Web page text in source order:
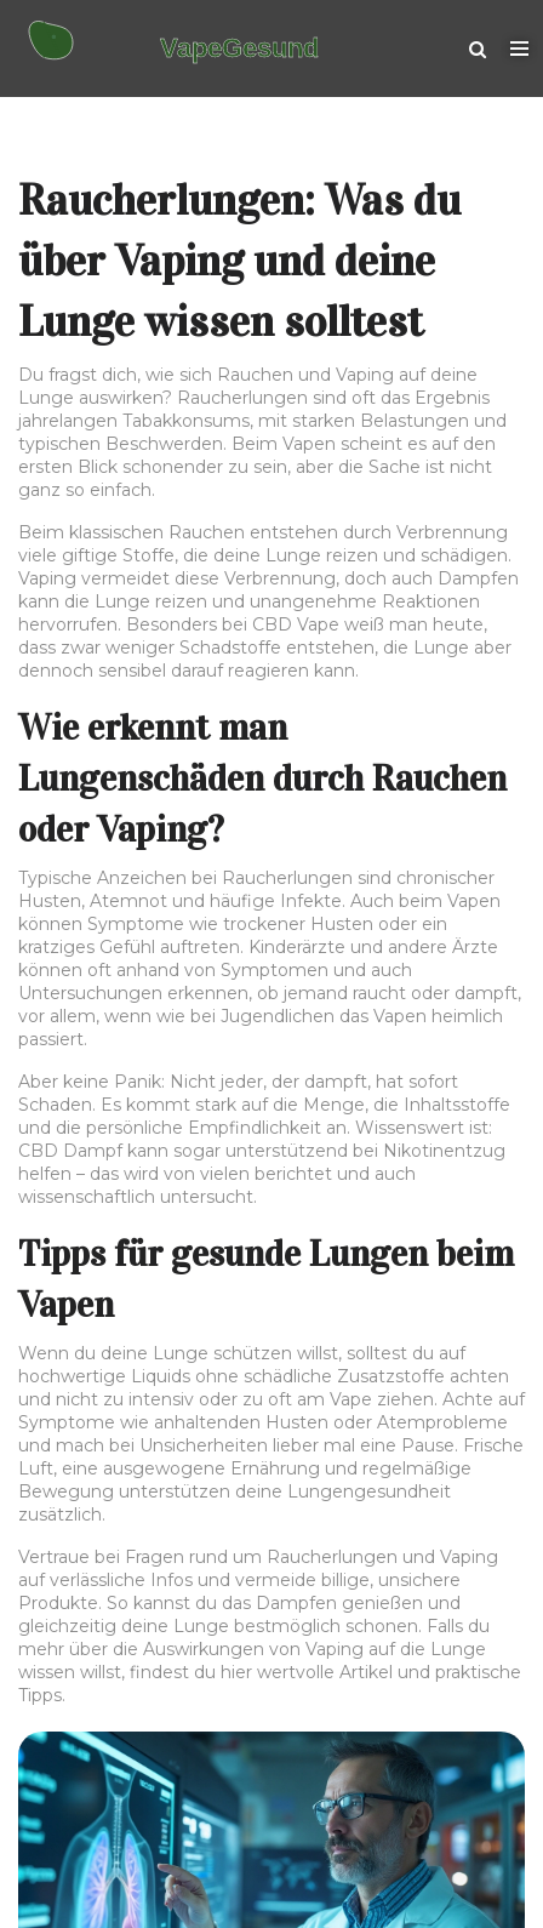
Raucherlungen: Was du
über Vaping und deine
Lunge wissen solltest
Du fragst dich, wie sich Rauchen und Vaping auf deine
Lunge auswirken? Raucherlungen sind oft das Ergebnis
jahrelangen Tabakkonsums, mit starken Belastungen und
typischen Beschwerden. Beim Vapen scheint es auf den
ersten Blick schonender zu sein, aber die Sache ist nicht
ganz so einfach.
Beim klassischen Rauchen entstehen durch Verbrennung
viele giftige Stoffe, die deine Lunge reizen und schädigen.
Vaping vermeidet diese Verbrennung, doch auch Dampfen
kann die Lunge reizen und unangenehme Reaktionen
hervorrufen. Besonders bei CBD Vape weiß man heute,
dass zwar weniger Schadstoffe entstehen, die Lunge aber
dennoch sensibel darauf reagieren kann.
Wie erkennt man
Lungenschäden durch Rauchen
oder Vaping?
Typische Anzeichen bei Raucherlungen sind chronischer
Husten, Atemnot und häufige Infekte. Auch beim Vapen
können Symptome wie trockener Husten oder ein
kratziges Gefühl auftreten. Kinderärzte und andere Ärzte
können oft anhand von Symptomen und auch
Untersuchungen erkennen, ob jemand raucht oder dampft,
vor allem, wenn wie bei Jugendlichen das Vapen heimlich
passiert.
Aber keine Panik: Nicht jeder, der dampft, hat sofort
Schaden. Es kommt stark auf die Menge, die Inhaltsstoffe
und die persönliche Empfindlichkeit an. Wissenswert ist:
CBD Dampf kann sogar unterstützend bei Nikotinentzug
helfen – das wird von vielen berichtet und auch
wissenschaftlich untersucht.
Tipps für gesunde Lungen beim
Vapen
Wenn du deine Lunge schützen willst, solltest du auf
hochwertige Liquids ohne schädliche Zusatzstoffe achten
und nicht zu intensiv oder zu oft am Vape ziehen. Achte auf
Symptome wie anhaltenden Husten oder Atemprobleme
und mach bei Unsicherheiten lieber mal eine Pause. Frische
Luft, eine ausgewogene Ernährung und regelmäßige
Bewegung unterstützen deine Lungengesundheit
zusätzlich.
Vertraue bei Fragen rund um Raucherlungen und Vaping
auf verlässliche Infos und vermeide billige, unsichere
Produkte. So kannst du das Dampfen genießen und
gleichzeitig deine Lunge bestmöglich schonen. Falls du
mehr über die Auswirkungen von Vaping auf die Lunge
wissen willst, findest du hier wertvolle Artikel und praktische
Tipps.